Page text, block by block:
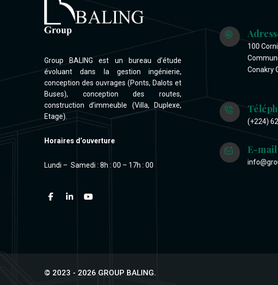
Group BALING est un bureau d’étude
évoluant dans la gestion ingénierie,
conception des ouvrages (Ponts, Dalots et
Buses), conception des routes,
construction d’immeuble (Villa, Duplexe,
Etage).
Horaires d’ouverture
Lundi – Samedi : 8h : 00 – 17h : 00
100
Conakry
(+224)
E-mail
© 2023 - 2026 GROUP BALING.